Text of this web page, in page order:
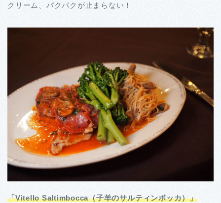
クリーム、パクパクが止まらない！
「Vitello Saltimbocca（子羊のサルティンボッカ）」